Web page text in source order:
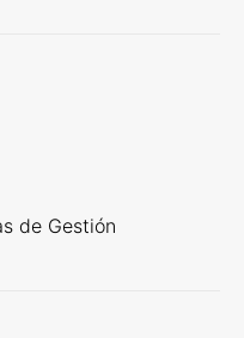
de Gestión